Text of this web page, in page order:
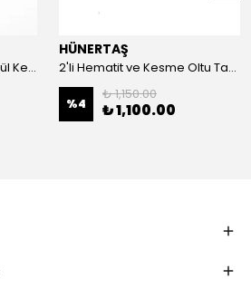
14 Ayar Altın İşleme Kapsül Kesim Oltu Taşı Tespih
HÜNERTAŞ
2'li Hematit ve Kesme Oltu Taşı Bileklik
%4
₺ 1,150.00
₺ 1,100.00